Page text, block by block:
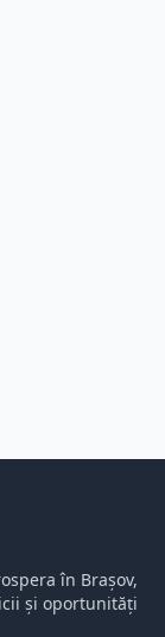
în Brașov,
și oportunități